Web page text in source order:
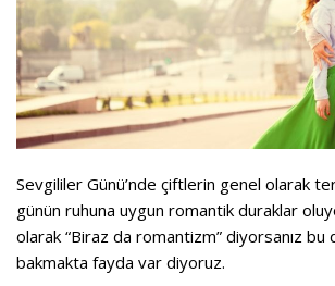
Sevgililer Günü’nde çiftlerin genel olarak
günün ruhuna uygun romantik duraklar
olarak “Biraz da romantizm” diyorsanız bu
bakmakta fayda var diyoruz.